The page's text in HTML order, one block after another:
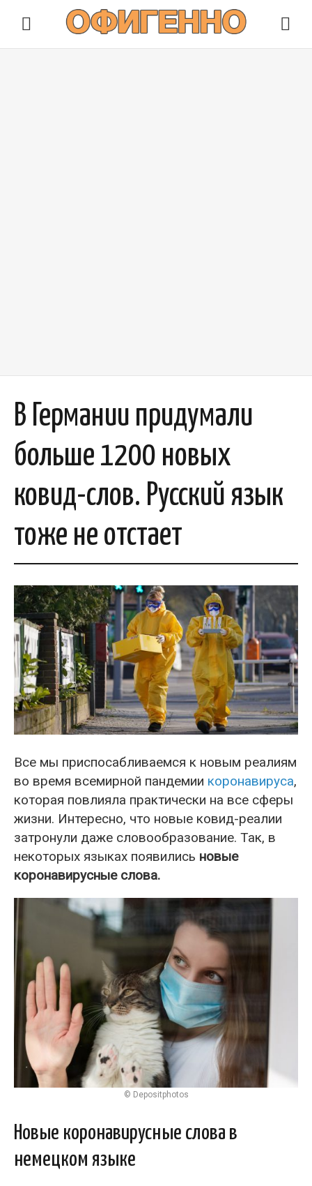
В Германии придумали
больше 1200 новых
ковид-слов. Русский язык
тоже не отстает
Все мы приспосабливаемся к новым реалиям
во время всемирной пандемии коронавируса,
которая повлияла практически на все сферы
жизни. Интересно, что новые ковид-реалии
затронули даже словообразование. Так, в
некоторых языках появились новые
коронавирусные слова.
© Depositphotos
Новые коронавирусные слова в
немецком языке